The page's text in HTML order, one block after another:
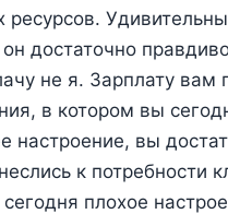
ресурсов.
он достаточно
не я. Зарплату вам
в котором вы
настроение, вы
к потребности
сегодня плохое